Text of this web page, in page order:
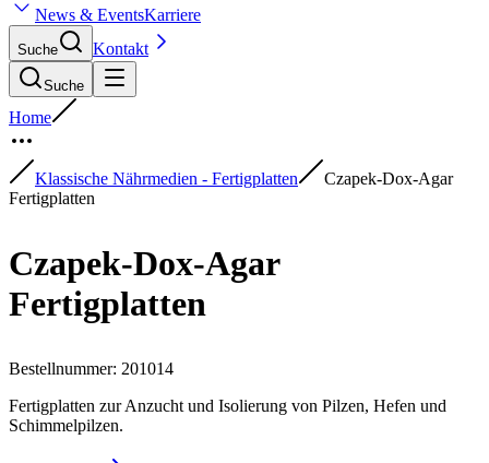
News & EventsKarriere
Suche Kontakt
Suche
Home
Klassische Nährmedien - Fertigplatten
Czapek-Dox-Agar
Fertigplatten
Czapek-Dox-Agar
Fertigplatten
Bestellnummer: 201014
Fertigplatten zur Anzucht und Isolierung von Pilzen, Hefen und
Schimmelpilzen.